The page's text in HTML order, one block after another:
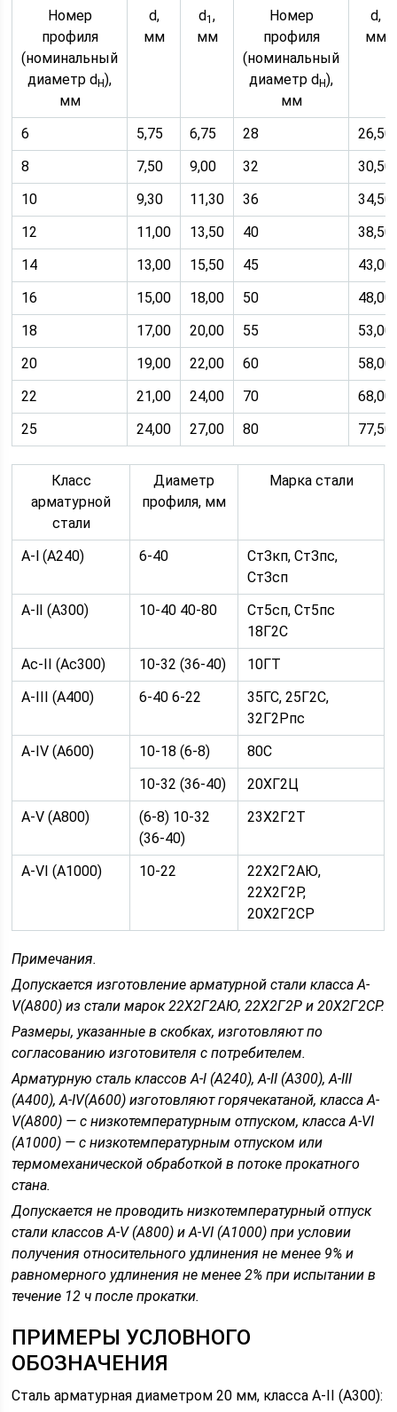
Номер
профиля
(номинальный
диаметр dH),
мм
d,
мм
d1,
мм
Номер
профиля
(номинальный
диаметр dH),
мм
d,
мм
6 5,75 6,75 28
26,50
8
7,50 9,00 32
30,50
10
9,30 11,30 36
34,50
12
11,00 13,50 40
38,50
14
13,00 15,50 45
43,00
16
15,00 18,00 50
48,00
18
17,00 20,00 55
53,00
20
19,00 22,00 60
58,00
22
21,00 24,00 70
68,00
25
24,00 27,00 80 77,50
Класс
арматурной
стали
Диаметр
профиля, мм
Марка стали
A-l (А240) 6-40
СтЗкп, СтЗпс,
СтЗсп
A-lI (А300)
10-40 40-80
Ст5сп, Ст5пс
18Г2С
Ас-II (Ас300)
10-32 (36-40)
10ГТ
A-III (А400)
6-40 6-22
35ГС, 25Г2С,
32Г2Рпс
A-IV (А600)
10-18 (6-8)
80С
10-32 (36-40)
20ХГ2Ц
A-V (А800)
(6-8) 10-32
(36-40)
23Х2Г2Т
A-VI (А1000) 10-22
22X2Г2АЮ,
22X2Г2Р,
20Х2Г2СР
Примечания.
Допускается изготовление арматурной стали класса A-
V(A800) из стали марок 22Х2Г2АЮ, 22Х2Г2Р и 20Х2Г2СР.
Размеры, указанные в скобках, изготовляют по
согласованию изготовителя с потребителем.
Арматурную сталь классов A-l (А240), А-II (А300), A-III
(А400), A-IV(A600) изготовляют горячекатаной, класса A-
V(А800) — с низкотемпературным отпуском, класса A-VI
(А1000) — с низкотемпературным отпуском или
термомеханической обработкой в потоке прокатного
стана.
Допускается не проводить низкотемпературный отпуск
стали классов A-V (А800) и A-VI (А1000) при условии
получения относительного удлинения не менее 9% и
равномерного удлинения не менее 2% при испытании в
течение 12 ч после прокатки.
ПРИМЕРЫ УСЛОВНОГО
ОБОЗНАЧЕНИЯ
Сталь арматурная диаметром 20 мм, класса А-II (А300):